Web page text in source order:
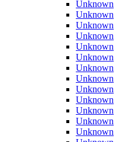
Unknown
Unknown
Unknown
Unknown
Unknown
Unknown
Unknown
Unknown
Unknown
Unknown
Unknown
Unknown
Unknown